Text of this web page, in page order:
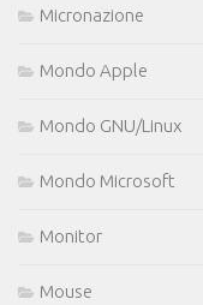
Micronazione
Mondo Apple
Mondo GNU/Linux
Mondo Microsoft
Monitor
Mouse